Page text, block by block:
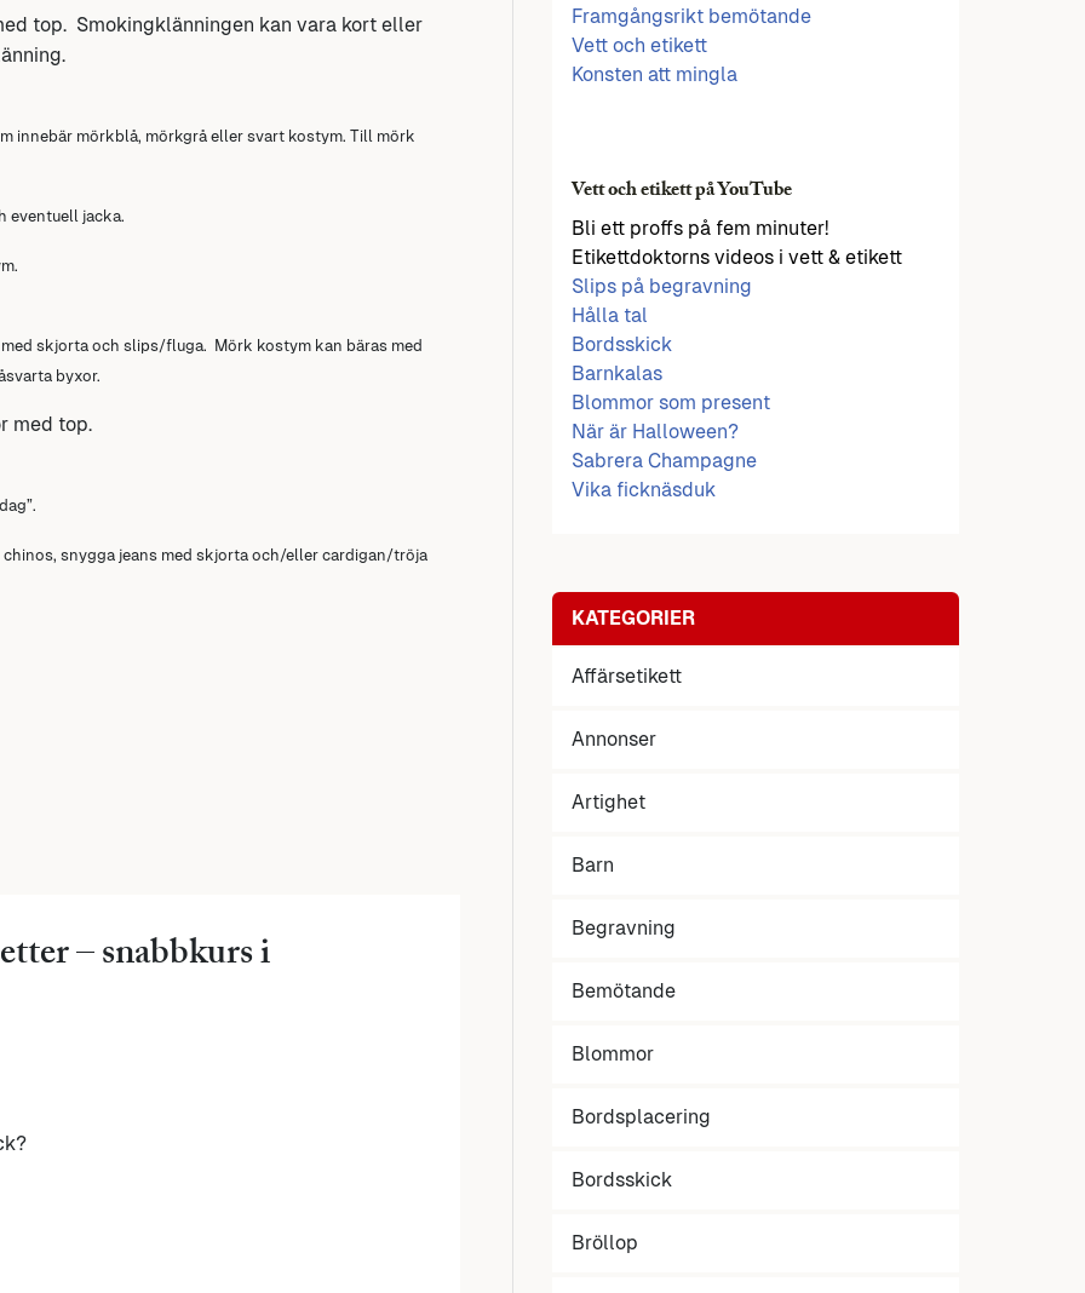
top. Smokingklänningen kan vara kort eller
innebär mörkblå, mörkgrå eller svart kostym. Till mörk
eventuell jacka.
skjorta och slips/fluga. Mörk kostym kan bäras med
byxor.
med top.
chinos, snygga jeans med skjorta och/eller cardigan/tröja
– snabbkurs i
Framgångsrikt bemötande
Vett och etikett
Konsten att mingla
Vett och etikett på YouTube
Bli ett proffs på fem minuter!
Etikettdoktorns videos i vett & etikett
Slips på begravning
Hålla tal
Bordsskick
Barnkalas
Blommor som present
När är Halloween?
Sabrera Champagne
Vika ficknäsduk
KATEGORIER
Affärsetikett
Annonser
Artighet
Barn
Begravning
Bemötande
Blommor
Bordsplacering
Bordsskick
Bröllop